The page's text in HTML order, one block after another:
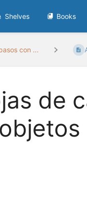
Shelves Books
con ...
de